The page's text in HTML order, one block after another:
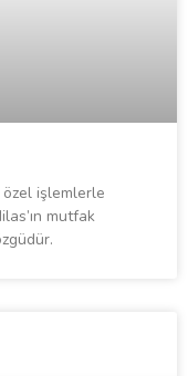
işlemlerle
mutfak